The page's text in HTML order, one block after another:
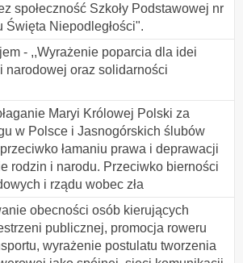
społeczność Szkoły Podstawowej nr
Święta Niepodległości".
- ,,Wyrażenie poparcia dla idei
narodowej oraz solidarności
Maryi Królowej Polski za
w Polsce i Jasnogórskich ślubów
łamaniu prawa i deprawacji
rodzin i narodu. Przeciwko bierności
i rządu wobec zła
obecności osób kierujących
publicznej, promocja roweru
wyrażenie postulatu tworzenia